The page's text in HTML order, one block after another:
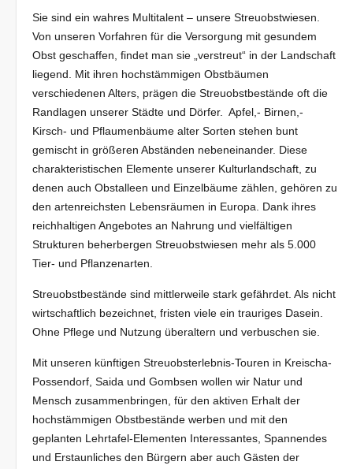
Sie sind ein wahres Multitalent – unsere Streuobstwiesen.
Von unseren Vorfahren für die Versorgung mit gesundem
Obst geschaffen, findet man sie „verstreut“ in der Landschaft
liegend. Mit ihren hochstämmigen Obstbäumen
verschiedenen Alters, prägen die Streuobstbestände oft die
Randlagen unserer Städte und Dörfer. Apfel,- Birnen,-
Kirsch- und Pflaumenbäume alter Sorten stehen bunt
gemischt in größeren Abständen nebeneinander. Diese
charakteristischen Elemente unserer Kulturlandschaft, zu
denen auch Obstalleen und Einzelbäume zählen, gehören zu
den artenreichsten Lebensräumen in Europa. Dank ihres
reichhaltigen Angebotes an Nahrung und vielfältigen
Strukturen beherbergen Streuobstwiesen mehr als 5.000
Tier- und Pflanzenarten.
Streuobstbestände sind mittlerweile stark gefährdet. Als nicht
wirtschaftlich bezeichnet, fristen viele ein trauriges Dasein.
Ohne Pflege und Nutzung überaltern und verbuschen sie.
Mit unseren künftigen Streuobsterlebnis-Touren in Kreischa-
Possendorf, Saida und Gombsen wollen wir Natur und
Mensch zusammenbringen, für den aktiven Erhalt der
hochstämmigen Obstbestände werben und mit den
geplanten Lehrtafel-Elementen Interessantes, Spannendes
und Erstaunliches den Bürgern aber auch Gästen der